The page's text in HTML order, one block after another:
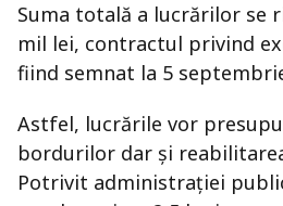
Suma totală a lucrărilor se
mil lei, contractul privind
fiind semnat la 5
Astfel, lucrările vor
bordurilor dar și
Potrivit administrației